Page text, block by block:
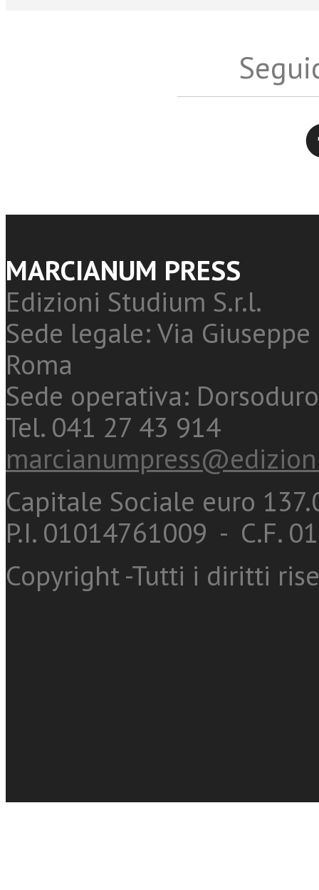
MARCIANUM PRESS
Edizioni Studium S.r.l.
Sede legale: Via
Roma
Sede operativa:
Tel. 041 27 43 914
Capitale Sociale euro
P.I. 01014761009 - C.F.
Copyright -Tutti i diritti